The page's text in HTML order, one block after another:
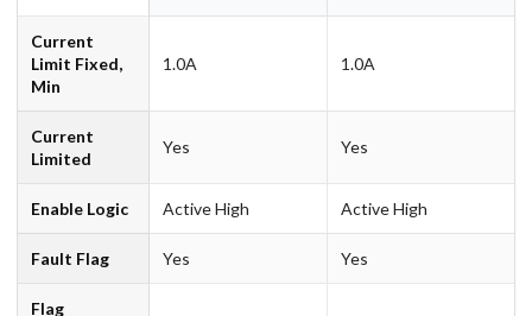
Current
Limit Fixed,
Min
1.0A 1.0A
Current
Limited
Yes Yes
Enable Logic Active High Active High
Fault Flag Yes Yes
Flag